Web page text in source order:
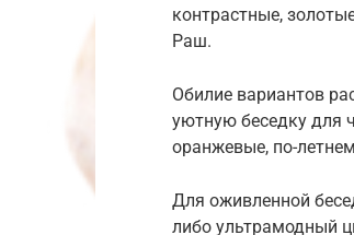
контрастные,
Раш.
Обилие вариантов
уютную беседку для
оранжевые, по-
Для оживленной
либо ультрамодный